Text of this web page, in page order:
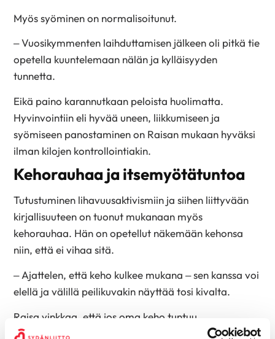
Myös syöminen on normalisoitunut.
– Vuosikymmenten laihduttamisen jälkeen oli pitkä tie
opetella kuuntelemaan nälän ja kylläisyyden
tunnetta.
Eikä paino karannutkaan peloista huolimatta.
Hyvinvointiin eli hyvää uneen, liikkumiseen ja
syömiseen panostaminen on Raisan mukaan hyväksi
ilman kilojen kontrollointiakin.
Kehorauhaa ja itsemyötätuntoa
Tutustuminen lihavuusaktivismiin ja siihen liittyvään
kirjallisuuteen on tuonut mukanaan myös
kehorauhaa. Hän on opetellut näkemään kehonsa
niin, että ei vihaa sitä.
– Ajattelen, että keho kulkee mukana – sen kanssa voi
elellä ja välillä peilikuvakin näyttää tosi kivalta.
Raisa vinkkaa, että jos oma keho tuntuu
epämukavalta, voi opetella katsomaan muiden